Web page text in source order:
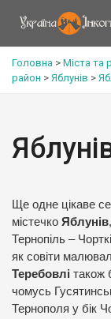
Головна > Міста та
район > Яблунів >
Ще одне цікаве
містечко Яблунів
Тернопіль –
як совіти
Теребовлі також
чомусь
Тернополя у бік